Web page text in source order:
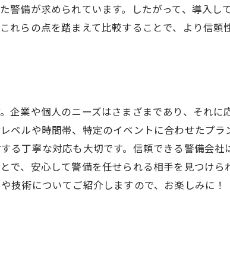
活用法
定
ント
警備が求められています。したがって、導入し
れらの点を踏まえて比較することで、より信頼
企業や個人のニーズはさまざまであり、それに
ベルや時間帯、特定のイベントに合わせたプラ
る丁寧な対応も大切です。信頼できる警備会社
で、安心して警備を任せられる相手を見つけら
技術についてご紹介しますので、お楽しみに！